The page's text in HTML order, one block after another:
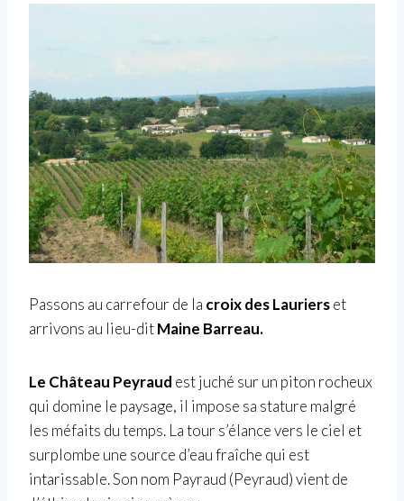
Passons au carrefour de la croix des Laurierset
arrivons au lieu-ditMaine Barreau.
Le Château Peyraud est juché sur un piton rocheux
qui domine le paysage, il impose sa stature malgré
les méfaits du temps. La tour s’élance vers le ciel et
surplombe une source d’eau fraîche qui est
intarissable. Son nom Payraud (Peyraud) vient de